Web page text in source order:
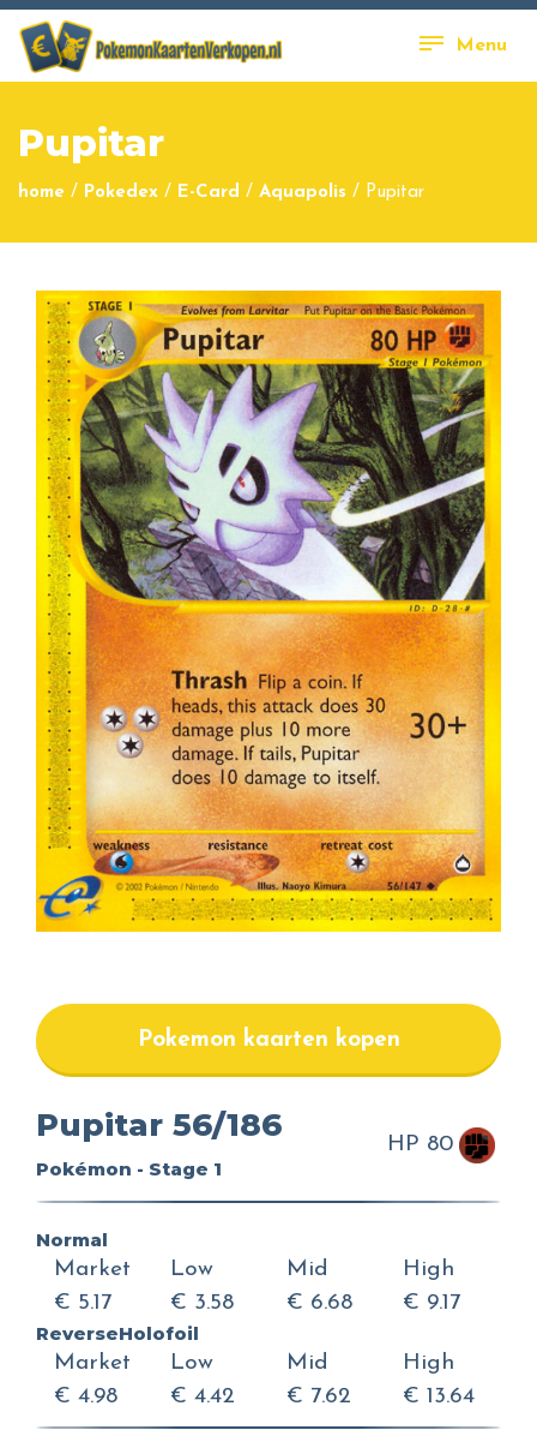
Menu
Pupitar
home / Pokedex / E-Card / Aquapolis / Pupitar
Pokemon kaarten kopen
Pupitar 56/186
Pokémon - Stage 1
HP 80
Normal
Market
€ 5.17
Low
€ 3.58
Mid
€ 6.68
High
€ 9.17
ReverseHolofoil
Market
€ 4.98
Low
€ 4.42
Mid
€ 7.62
High
€ 13.64